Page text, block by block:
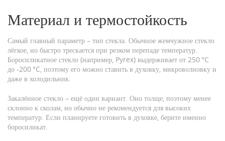
Материал и термостойкость
Самый главный параметр – тип стекла. Обычное жемчужное стекло
лёгкое, но быстро трескается при резком перепаде температур.
Боросиликатное стекло (например, Pyrex) выдерживает от 250 °C
до -200 °C, поэтому его можно ставить в духовку, микроволновку и
даже в холодильник.
Закалённое стекло – ещё один вариант. Оно толще, поэтому менее
склонно к сколам, но обычно не рекомендуется для высоких
температур. Если планируете готовить в духовке, берите именно
боросиликат.